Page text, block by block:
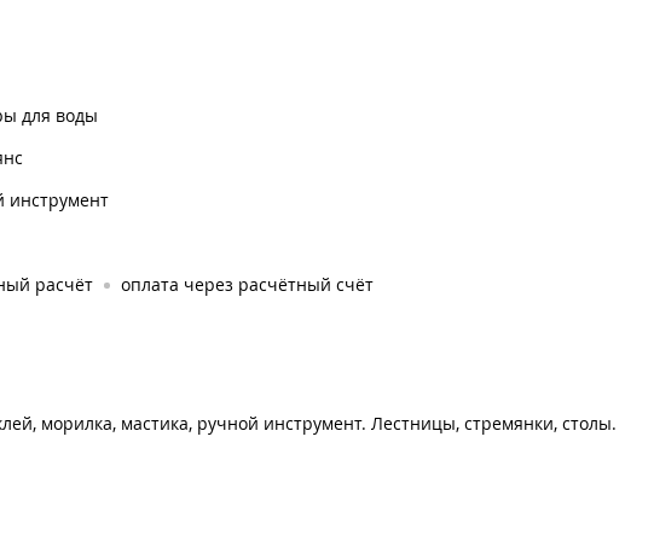
для воды
инструмент
расчёт оплата через расчётный счёт
морилка, мастика, ручной инструмент. Лестницы, стремянки, столы.